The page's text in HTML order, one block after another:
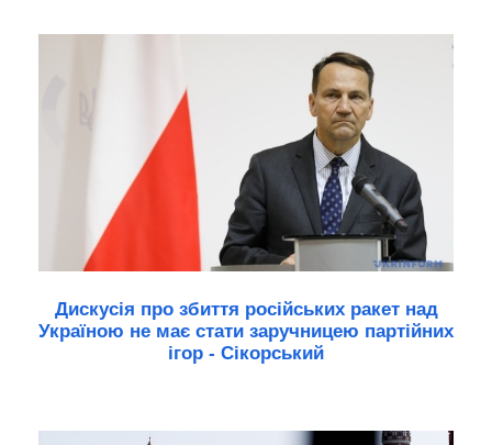
Дискусія про збиття російських ракет над
Україною не має стати заручницею партійних
ігор - Сікорський